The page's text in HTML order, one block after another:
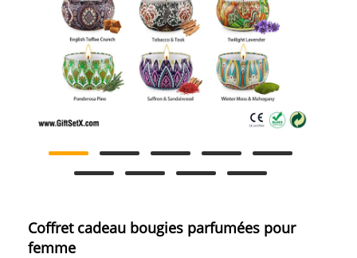
Coffret cadeau bougies parfumées pour
femme